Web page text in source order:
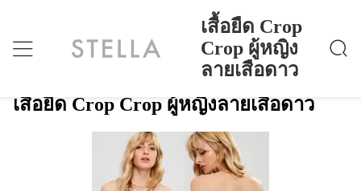
เสื้อยืด Crop
Crop ผู้หญิง
ลายเสือดาว
เสื้อยืด Crop Crop ผู้หญิงลายเสือดาว
เสื้อยืด Crop Crop ผู้หญิงลายเสือดาว